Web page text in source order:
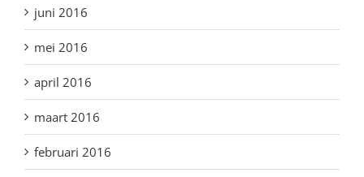
juni 2016
mei 2016
april 2016
maart 2016
februari 2016